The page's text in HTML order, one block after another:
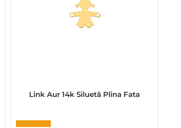
Link Aur 14k Siluetă Plina Fata